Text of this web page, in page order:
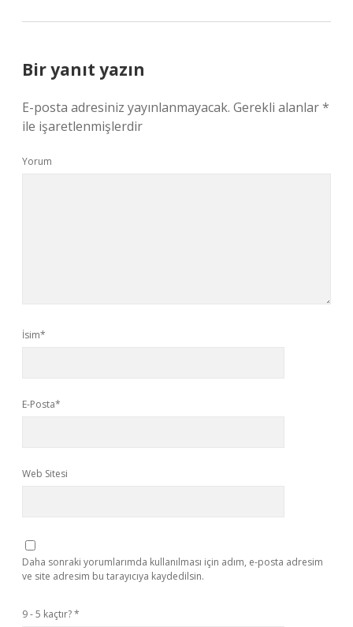
Bir yanıt yazın
E-posta adresiniz yayınlanmayacak. Gerekli alanlar*
ile işaretlenmişlerdir
Yorum
İsim*
E-Posta*
Web Sitesi
Daha sonraki yorumlarımda kullanılması için adım, e-posta adresim
ve site adresim bu tarayıcıya kaydedilsin.
9 - 5 kaçtır?*